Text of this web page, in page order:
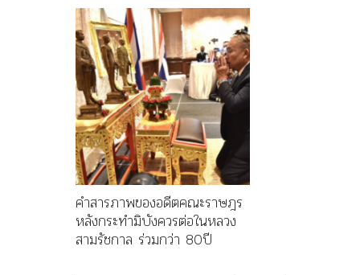
คำสารภาพของอดีตคณะราษฎร
หลังกระทำมิบังควรต่อในหลวง
สามรัชกาล ร่วมกว่า 80ปี